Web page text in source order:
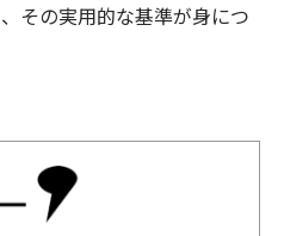
その実用的な基準が身につ